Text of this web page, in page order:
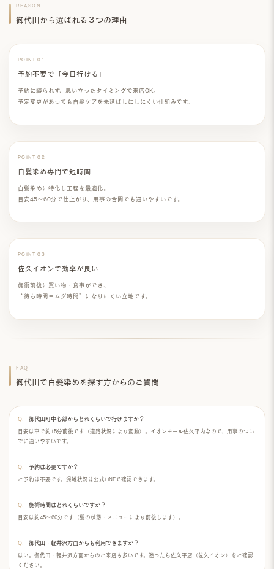
REASON
御代田から選ばれる３つの理由
POINT 01
予約不要で「今日行ける」
予約に縛られず、思い立ったタイミングで来店OK。
予定変更があっても白髪ケアを先延ばしにしにくい仕組みです。
POINT 02
白髪染め専門で短時間
白髪染めに特化し工程を最適化。
目安45〜60分 で仕上がり、用事の合間でも通いやすいです。
POINT 03
佐久イオンで効率が良い
施術前後に買い物・食事ができ、
“待ち時間＝ムダ時間”になりにくい立地です。
FAQ
御代田で白髪染めを探す方からのご質問
御代田町中心部からどれくらいで行けますか？
目安は車で約15分前後 です（道路状況により変動）。イオンモール佐久平内なので、用事のつい
でに通いやすいです。
予約は必要ですか？
ご予約は不要です。混雑状況は公式LINEで確認できます。
施術時間はどれくらいですか？
目安は約45〜60分 です（髪の状態・メニューにより前後します）。
御代田・軽井沢方面からも利用できますか？
はい。御代田・軽井沢方面からのご来店も多いです。迷ったら 佐久平店（佐久イオン）
をご確認
ください。